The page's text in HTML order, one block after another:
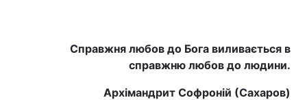
Техно і зв'язок Лайт
Справжня любов до Бога виливається в
справжню любов до людини.
Архімандрит Софроній (Сахаров)